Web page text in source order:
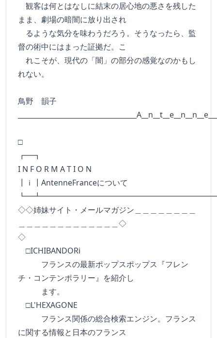
観客は何とはなしに結末の居心地の悪さを残した
まま、劇場の暗闇に放り出され
るような気分を味わうだろう。そうなったら、監
督の術中にはまった証拠だ。こ
れこそが、現代の「闇」の部分の感覚なのかもし
れない。
鳥野 韻子
□
I N F O R M A T I O N
┃ｉ┃AntenneFranceについて
◇◇姉妹サイト・メールマガジン＿＿＿＿＿＿＿＿
＿＿＿＿＿＿＿＿＿＿＿＿＿◇
◇
□ICHIBANDORi
フランスの最新ポップスポップス『フレン
チ・コンテンポラリー』を紹介し
ます。
□L'HEXAGONE
フランス関係の総合検索エンジン。フランス
に関する情報と日本のフランス